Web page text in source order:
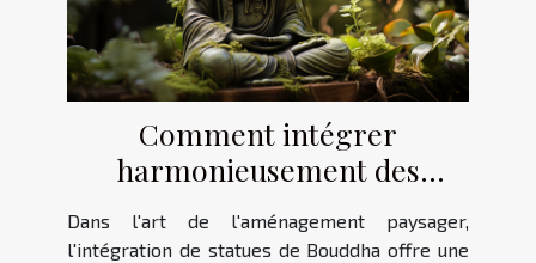
Comment intégrer
harmonieusement des
statues de Bouddha dans la
décoration de jardin
Dans l'art de l'aménagement paysager,
l'intégration de statues de Bouddha offre une